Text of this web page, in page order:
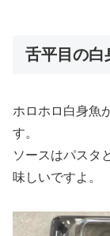
舌平目の白
ホロホロ白身魚
す。
ソースはパスタ
味しいですよ。